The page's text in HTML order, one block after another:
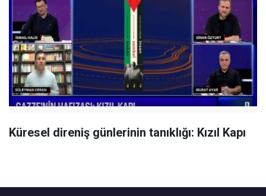
Küresel direniş günlerinin tanıklığı: Kızıl Kapı